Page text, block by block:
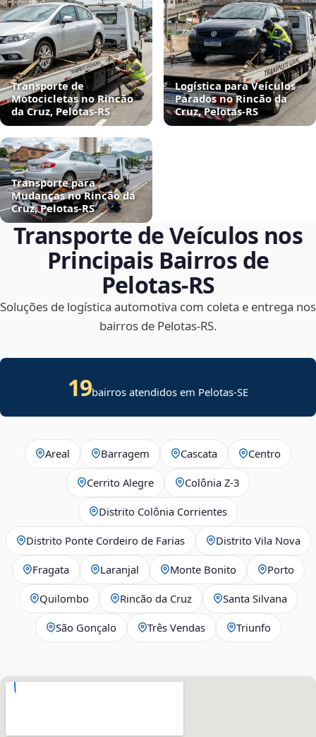
Transporte de
Motocicletas no Rincão
da Cruz, Pelotas‑RS
Logística para Veículos
Parados no Rincão da
Cruz, Pelotas‑RS
Transporte para
Mudanças no Rincão da
Cruz, Pelotas‑RS
Transporte de Veículos nos
Principais Bairros de
Pelotas‑RS
Soluções de logística automotiva com coleta e entrega nos
bairros de Pelotas‑RS.
19bairros atendidos em Pelotas-SE
Areal Barragem Cascata Centro
Cerrito Alegre Colônia Z-3
Distrito Colônia Corrientes
Distrito Ponte Cordeiro de Farias Distrito Vila Nova
Fragata Laranjal Monte Bonito Porto
Quilombo Rincão da Cruz Santa Silvana
São Gonçalo Três Vendas Triunfo